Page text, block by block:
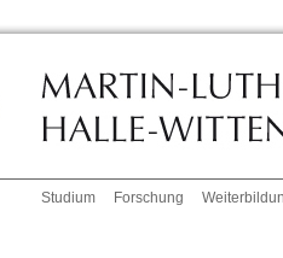
Studium Forschung